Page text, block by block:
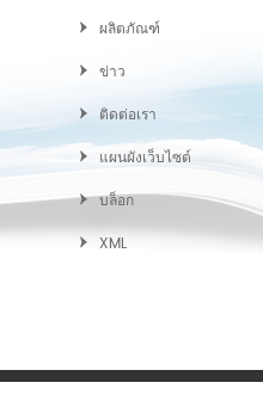
ผลิตภัณฑ์
ข่าว
ติดต่อเรา
แผนผังเว็บไซต์
บล็อก
XML